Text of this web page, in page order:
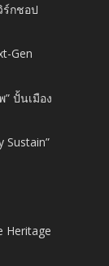
ร์กชอป
Gen
ปั้นเมือง
Sustain”
Heritage